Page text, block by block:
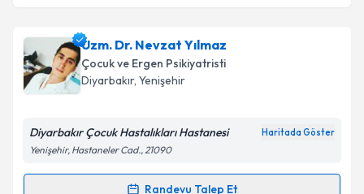
Psk. Dan. Hayriye Erçetiniçin randevu takvimi talebi
oluşturun. Size bu uzmandan randevu almanız için bir
takvim hazırlandığında e-posta ile bilgilendireceğiz.
Kişisel verilerimin işlenmesine ilişkin
Uzm. Dr. Nevzat Yılmaz
Çocuk ve Ergen Psikiyatristi
Diyarbakır, Yenişehir
Diyarbakır Çocuk Hastalıkları Hastanesi Haritada Göster
Yenişehir, Hastaneler Cad., 21090
Randevu Talep Et